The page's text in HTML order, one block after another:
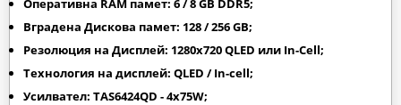
Оперативна RAM памет: 6 / 8 GB DDR5;
Вградена Дискова памет: 128 / 256 GB;
Резолюция на Дисплей: 1280х720 QLED или In-Cell;
Технология на дисплей: QLED / In-cell;
Усилвател: TAS6424QD - 4x75W;